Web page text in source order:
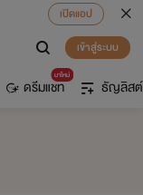
เปิดแอป
เข้าสู่ระบบ
มาใหม่
ดรีมแชท ธัญลิสต์